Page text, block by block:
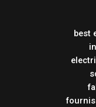
best